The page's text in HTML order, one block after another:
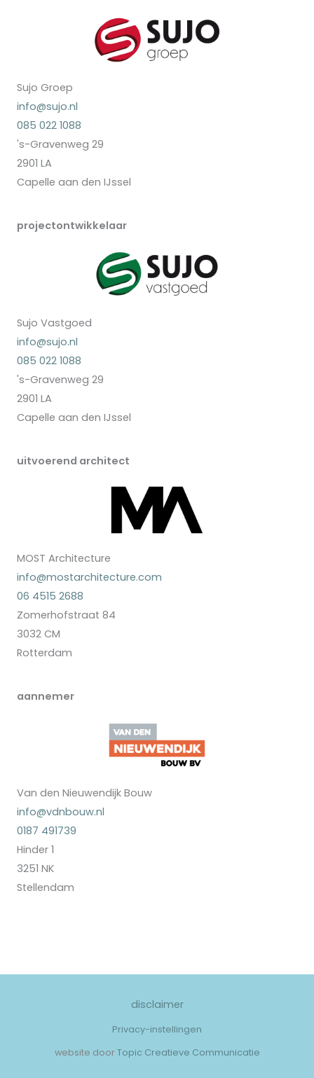
Sujo Groep
info@sujo.nl
085 022 1088
's-Gravenweg 29
2901 LA
Capelle aan den IJssel
projectontwikkelaar
Sujo Vastgoed
info@sujo.nl
085 022 1088
's-Gravenweg 29
2901 LA
Capelle aan den IJssel
uitvoerend architect
MOST Architecture
info@mostarchitecture.com
06 4515 2688
Zomerhofstraat 84
3032 CM
Rotterdam
aannemer
Van den Nieuwendijk Bouw
info@vdnbouw.nl
0187 491739
Hinder 1
3251 NK
Stellendam
disclaimer
Privacy-instellingen
website doorTopic Creatieve Communicatie